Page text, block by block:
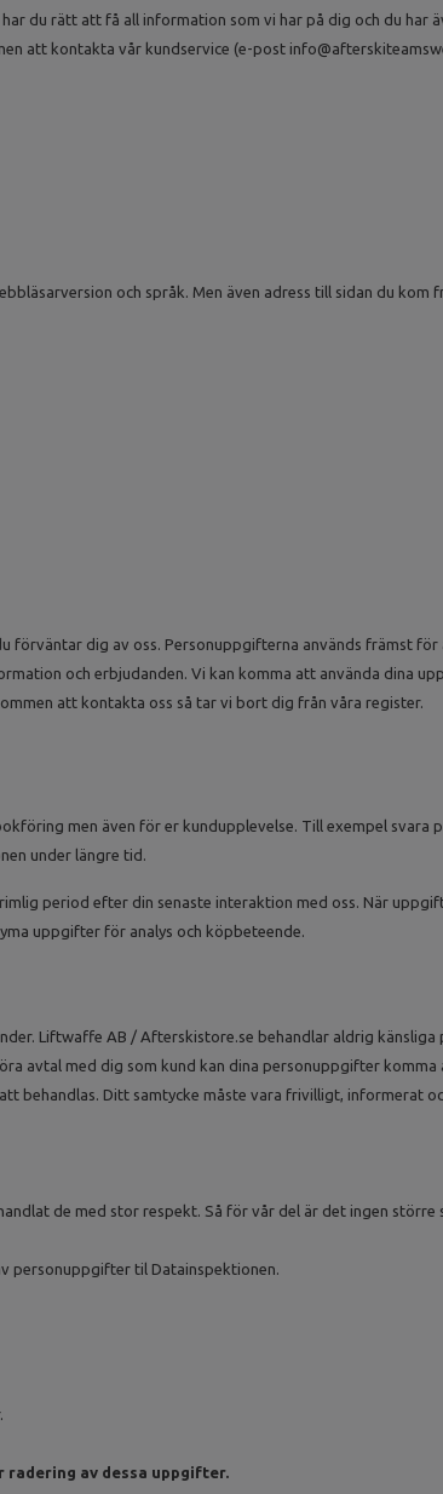
du rätt att få all information som vi har på dig och du har
att kontakta vår kundservice (e-post
och språk. Men även adress till sidan du kom
förväntar dig av oss. Personuppgifterna används främst
och erbjudanden. Vi kan komma att använda dina
att kontakta oss så tar vi bort dig från våra register.
men även för er kundupplevelse. Till exempel svara
under längre tid.
period efter din senaste interaktion med oss. När
uppgifter för analys och köpbeteende.
Liftwaffe AB / Afterskistore.se behandlar aldrig
avtal med dig som kund kan dina personuppgifter
behandlas. Ditt samtycke måste vara frivilligt, informerat
de med stor respekt. Så för vår del är det ingen
personuppgifter til Datainspektionen.
radering av dessa uppgifter.